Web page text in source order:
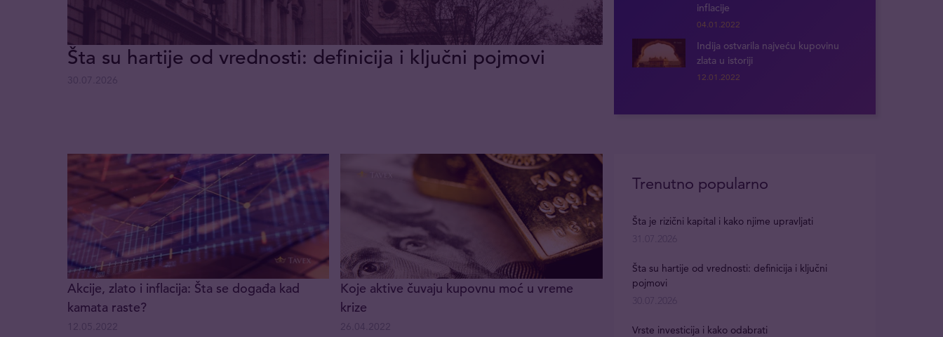
Šta su hartije od vrednosti: definicija i ključni pojmovi
inflacije
04.01.2022
Indija ostvarila najveću kupovinu
zlata u istoriji
12.01.2022
Akcije, zlato i inflacija: Šta se događa kad
kamata raste?
Koje aktive čuvaju kupovnu moć u vreme
krize
Trenutno popularno
Šta je rizični kapital i kako njime upravljati
31.07.2026
Šta su hartije od vrednosti: definicija i ključni
pojmovi
30.07.2026
Vrste investicija i kako odabrati